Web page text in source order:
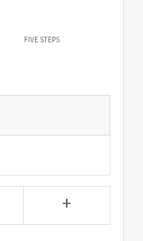
FIVE STEPS
+